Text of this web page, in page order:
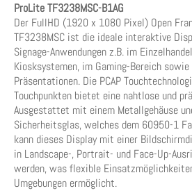
ProLite TF3238MSC-B1AG
Der FullHD (1920 x 1080 Pixel) Open
TF3238MSC ist die ideale interaktive
Signage-Anwendungen z.B. im
Kiosksystemen, im Gaming-Bereich
Präsentationen. Die PCAP
Touchpunkten bietet eine nahtlose und
Ausgestattet mit einem Metallgehäuse
Sicherheitsglas, welches dem 60950-1
kann dieses Display mit einer
in Landscape-, Portrait- und Face-Up-
werden, was flexible
Umgebungen ermöglicht.